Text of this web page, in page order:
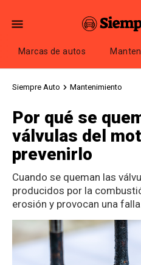
Marcas de autos
Siempre Auto Mantenimiento
Por qué se
válvulas del
prevenirlo
Cuando se queman las
producidos por la
erosión y provocan una